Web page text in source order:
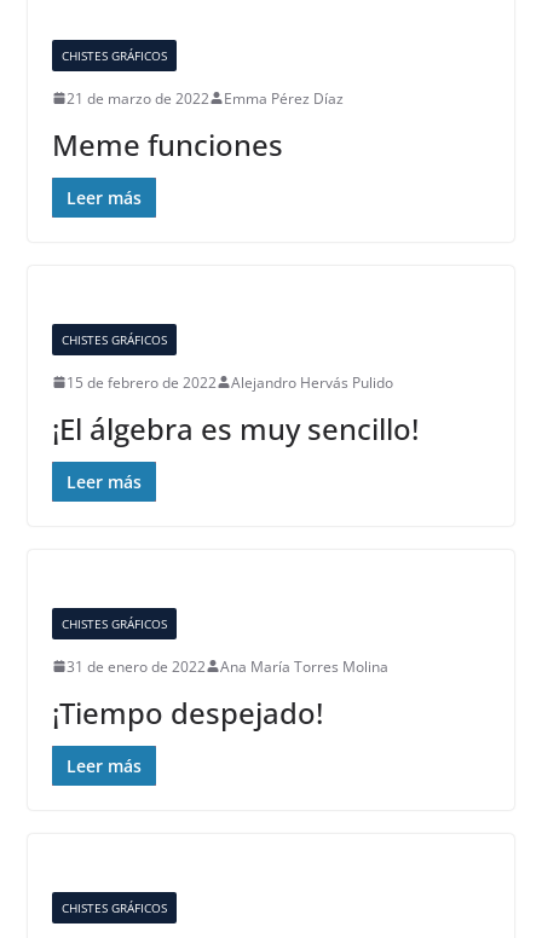
CHISTES GRÁFICOS
21 de marzo de 2022 Emma Pérez Díaz
Meme funciones
Leer más
CHISTES GRÁFICOS
15 de febrero de 2022 Alejandro Hervás Pulido
¡El álgebra es muy sencillo!
Leer más
CHISTES GRÁFICOS
31 de enero de 2022 Ana María Torres Molina
¡Tiempo despejado!
Leer más
CHISTES GRÁFICOS